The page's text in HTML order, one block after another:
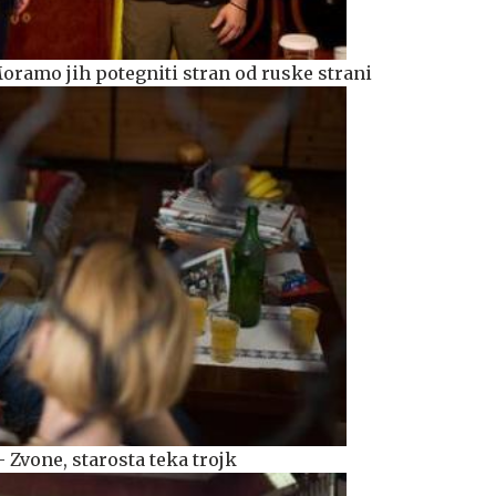
jih potegniti stran od ruske strani
Zvone, starosta teka trojk